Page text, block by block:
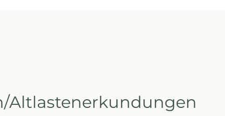
Altlastenerkundungen